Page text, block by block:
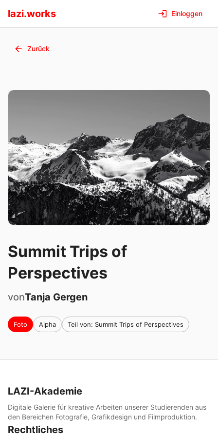
lazi.works Einloggen
Zurück
Summit Trips of
Perspectives
vonTanja Gergen
Foto Alpha Teil von: Summit Trips of Perspectives
LAZI-Akademie
Digitale Galerie für kreative Arbeiten unserer Studierenden aus
den Bereichen Fotografie, Grafikdesign und Filmproduktion.
Rechtliches